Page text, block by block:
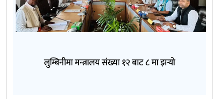
लुम्बिनीमा मन्त्रालय संख्या १२ बाट ८ मा झर्‍यो